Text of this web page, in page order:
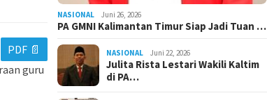
PDF 📄
guru
NASIONAL Juni 26, 2026
PA GMNI Kalimantan Timur Siap Jadi Tuan …
NASIONAL Juni 22, 2026
Julita Rista Lestari Wakili Kaltim
di PA…